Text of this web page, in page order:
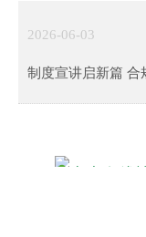
2026-06-03
制度宣讲启新篇
度培训圆满举办